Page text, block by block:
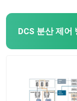
DCS 분산 제어